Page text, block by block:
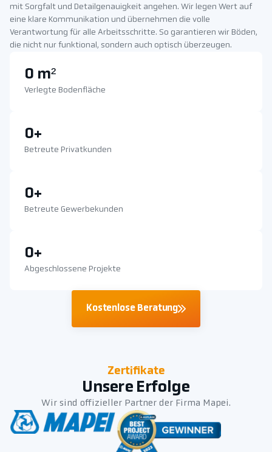
mit Sorgfalt und Detailgenauigkeit angehen. Wir legen Wert auf
eine klare Kommunikation und übernehmen die volle
Verantwortung für alle Arbeitsschritte. So garantieren wir Böden,
die nicht nur funktional, sondern auch optisch überzeugen.
Verlegte Bodenfläche
0 m²
Betreute Privatkunden
0+
Betreute Gewerbekunden
0+
Abgeschlossene Projekte
0+
Kostenlose Beratung
Zertifikate
Unsere Erfolge
Wir sind offizieller Partner der Firma Mapei.